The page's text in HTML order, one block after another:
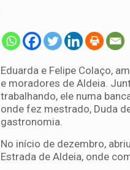
Eduarda e Felipe Colaço,
e moradores de Aldeia.
trabalhando, ele numa
onde fez mestrado, Duda
gastronomia.
No início de dezembro,
Estrada de Aldeia, onde